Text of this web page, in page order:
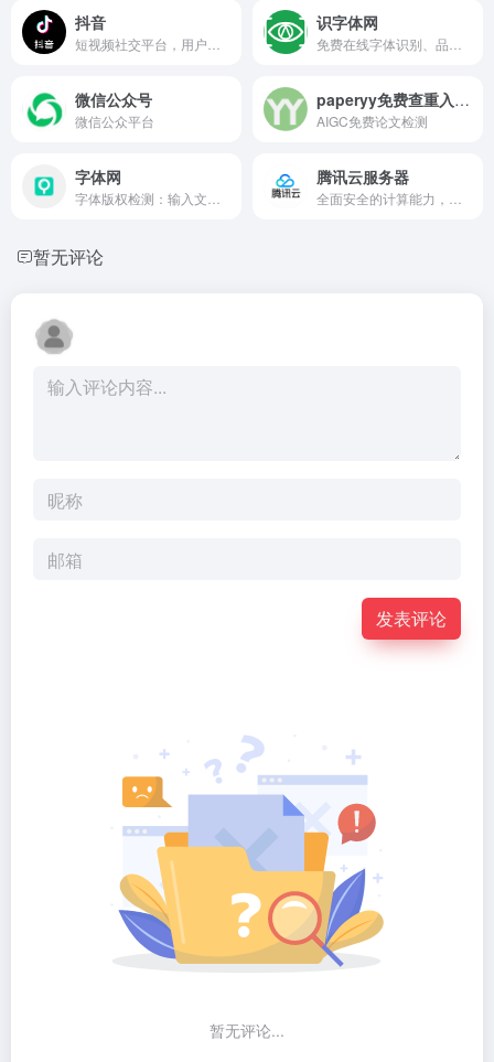
抖音 识字体网
微信公众号
微信公众平台
paperyy免费查重入口_AIGC免费论文检测
AIGC免费论文检测
字体网 腾讯云服务器
暂无评论
发表评论
暂无评论...